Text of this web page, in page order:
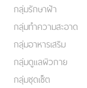
กลุ่มรักษาฝ้า
กลุ่มทำความสะอาด
กลุ่มอาหารเสริม
กลุ่มดูแลผิวกาย
กลุ่มชุดเซ็ต